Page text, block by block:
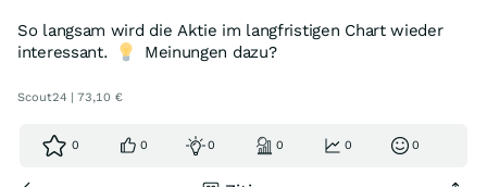
So langsam wird die Aktie im langfristigen Chart wieder
interessant.
Meinungen dazu?
Scout24 | 73,10 €
0 0 0 0 0 0